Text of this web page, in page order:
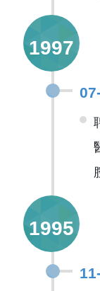
1997
1995